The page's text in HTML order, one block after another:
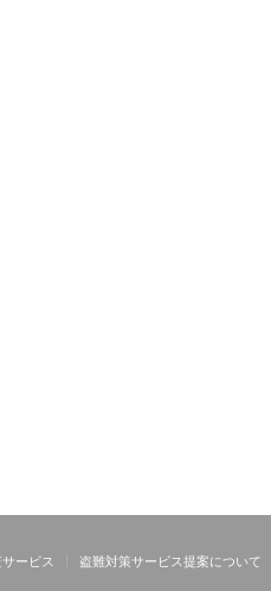
ービス 盗難対策サービス提案について